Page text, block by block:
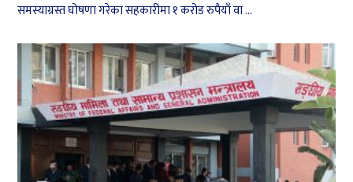
समस्याग्रस्त घोषणा गरेका सहकारीमा १ करोड रुपैयाँ वा ...